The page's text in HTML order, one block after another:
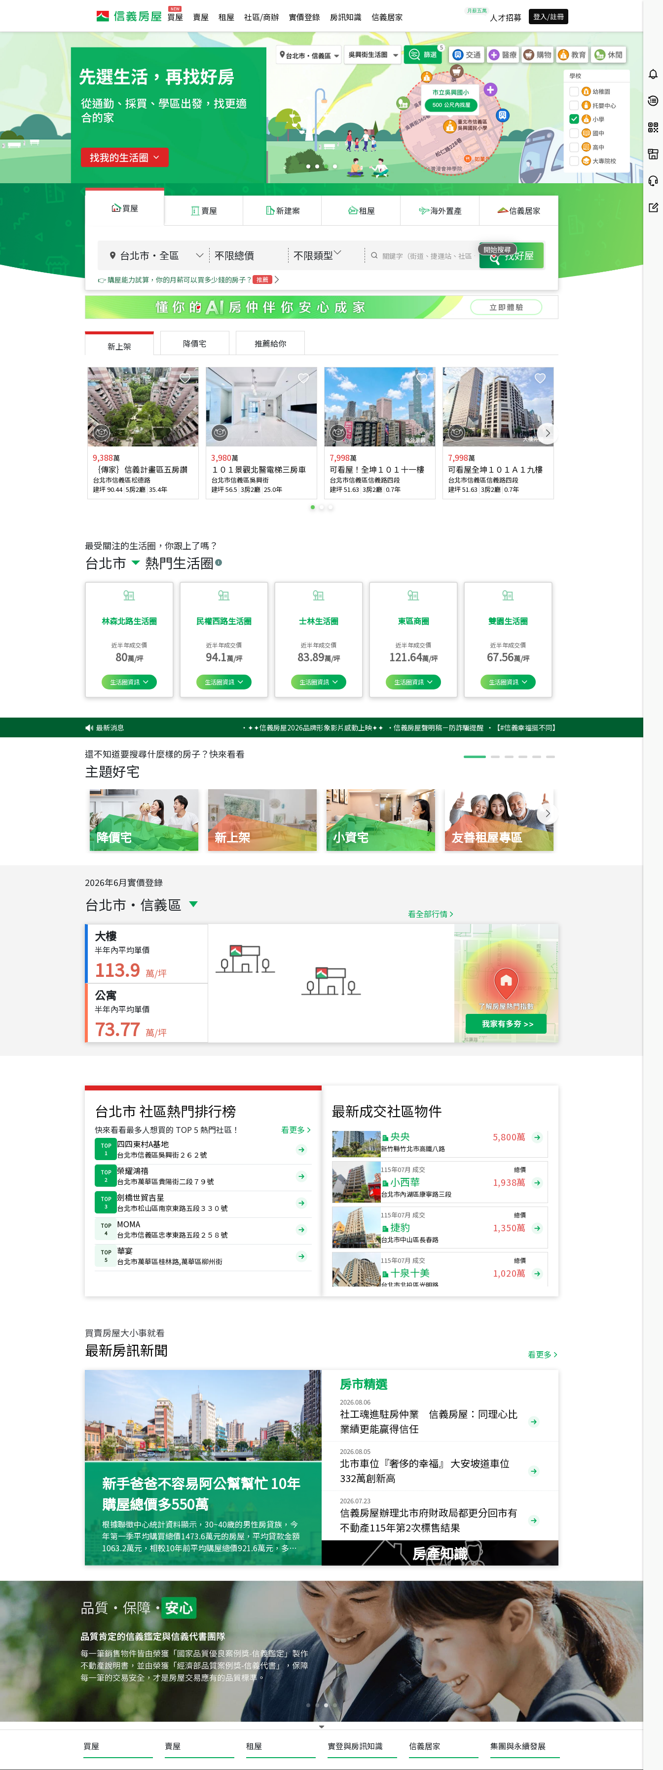
買屋 賣屋 租屋 社區/商辦 實價登錄 房訊知識 信義居家 人才招募 登入/註冊
買屋 賣屋 新建案 租屋 海外置產 信義居家
台北市 ・ 全區 不限總價 不限類型
開始搜尋
找好屋
👉 購屋能力試算，你的月薪可以買多少錢的房子？ 推薦
最受關注的生活圈，你跟上了嗎？
台北市 熱門生活圈
林森北路生活圈
近半年成交價
80萬/坪
生活圈資訊
民權西路生活圈
近半年成交價
94.1萬/坪
生活圈資訊
士林生活圈
近半年成交價
83.89萬/坪
生活圈資訊
東區商圈
近半年成交價
121.64萬/坪
生活圈資訊
雙園生活圈
近半年成交價
67.56萬/坪
生活圈資訊
新上架 降價宅 推薦給你
9,388萬
｛傳家｝信義計畫區五房讚
台北市信義區松德路
建坪90.44 5房2廳 35.4年
3,980萬
１０１景觀北醫電梯三房車
台北市信義區吳興街
建坪56.5 3房2廳 25.0年
7,998萬
可看屋！全坤１０１十一樓
台北市信義區信義路四段
建坪51.63 3房2廳 0.7年
7,998萬
可看屋全坤１０１Ａ１九樓
台北市信義區信義路四段
建坪51.63 3房2廳 0.7年
最新消息 ✦✦信義房屋2026品牌形象影片感動上映✦✦ ‧信義房屋聲明稿－防詐騙提醒 ‧【#信義幸福挺不同】用實力，讓升職免抽號碼牌！最新雇主
還不知道要搜尋什麼樣的房子？快來看看
主題好宅
降價宅 新上架 小資宅 友善租屋專區
2026年6月實價登錄
台北市 ・ 信義區 看全部行情
大樓
半年內平均單價
113.9 萬/坪
公寓
半年內平均單價
73.77 萬/坪
台北市 社區熱門排行榜
快來看看最多人想買的 TOP 5 熱門社區！ 看更多
TOP
1
四四東村A基地
台北市信義區吳興街２６２號
TOP
2
榮耀鴻禧
台北市萬華區貴陽街二段７９號
TOP
3
劍橋世貿吉星
台北市松山區南京東路五段３３０號
TOP
4
MOMA
台北市信義區忠孝東路五段２５８號
TOP
5
華宴
台北市萬華區桂林路,萬華區柳州街
最新成交社區物件
台北市中山區長春路
1,020萬
總價
490萬
新竹市新竹市慈祥路
總價
1,808萬
115年07月 成交
新竹縣竹北市高鐵八路
115年07月 成交
小西華
台北市內湖區康寧路三段
總價
1,938萬
115年07月 成交
捷豹
台北市中山區長春路
總價
1,350萬
115年07月 成交
十泉十美
台北市北投區光明路
總價
1,020萬
115
新北市永和區環河西路二段
115年07月 成交
央央 5,800萬
115年
小西華 1,938萬
115 年07 月 成交
捷豹
台北市中山區長春路
115年07月 成交
十泉十美
台北市北投區光明路
總價
1,020萬
年 07月 成交
四維天廈
新竹市新竹市四維路
總價
490萬
115 月 成交
菁英典藏
新竹市新竹市慈祥路
1,808
買賣房屋大小事就看
最新房訊新聞 看更多
新手爸爸不容易阿公幫幫忙 10年
購屋總價多550萬
根據聯徵中心統計資料顯示，30~40歲的男性房貸族，今
年第一季平均購買總價1473.6萬元的房屋，平均貸款金額
1063.2萬元，相較10年前平均購屋總價921.6萬元，多出
約550萬元，且貸款金額也多
房市精選
2026.08.06
社工魂進駐房仲業 信義房屋：同理心比
業績更能贏得信任
2026.08.05
北市車位『奢侈的幸福』 大安坡道車位
332萬創新高
2026.07.23
信義房屋辦理北市府財政局都更分回市有
不動產115年第2次標售結果
房產知識
買屋 賣屋 租屋 實登與房訊知識 信義居家 集團與永續發展